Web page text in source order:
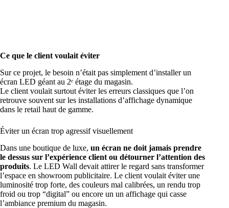
Ce que le client voulait éviter
Sur ce projet, le besoin n’était pas simplement d’installer un
écran LED géant au 2ᵉ étage du magasin.
Le client voulait surtout éviter les erreurs classiques que l’on
retrouve souvent sur les installations d’affichage dynamique
dans le retail haut de gamme.
Éviter un écran trop agressif visuellement
Dans une boutique de luxe, un écran ne doit jamais prendre
le dessus sur l’expérience client ou détourner l’attention des
produits. Le LED Wall devait attirer le regard sans transformer
l’espace en showroom publicitaire. Le client voulait éviter une
luminosité trop forte, des couleurs mal calibrées, un rendu trop
froid ou trop “digital” ou encore un un affichage qui casse
l’ambiance premium du magasin.